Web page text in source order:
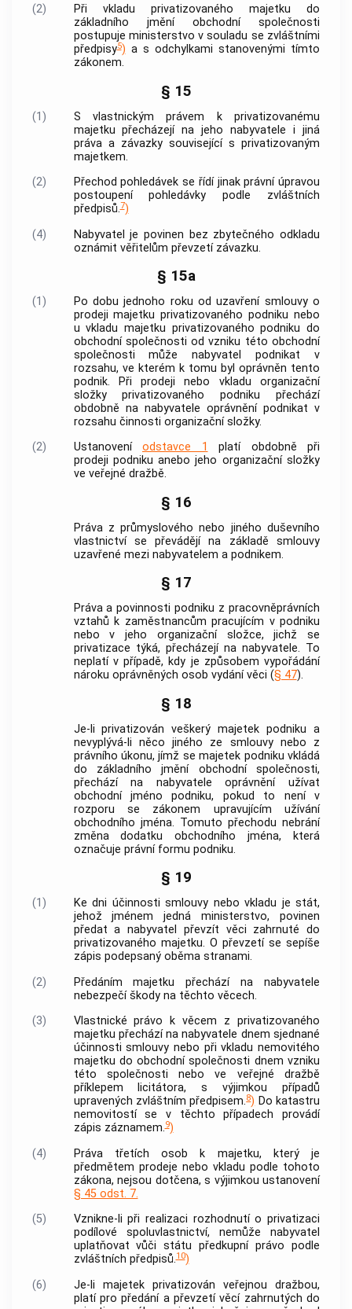
(2)
Při vkladu privatizovaného majetku do
základního jmění obchodní společnosti
postupuje ministerstvo v souladu se zvláštními
předpisy5) a s odchylkami stanovenými tímto
zákonem.
§ 15
(1)
S vlastnickým právem k privatizovanému
majetku přecházejí na jeho nabyvatele i jiná
práva a závazky související s privatizovaným
majetkem.
(2)
Přechod pohledávek se řídí jinak právní úpravou
postoupení pohledávky podle zvláštních
předpisů.7)
(4)
Nabyvatel je povinen bez zbytečného odkladu
oznámit věřitelům převzetí závazku.
§ 15a
(1)
Po dobu jednoho roku od uzavření smlouvy o
prodeji majetku privatizovaného podniku nebo
u vkladu majetku privatizovaného podniku do
obchodní společnosti od vzniku této obchodní
společnosti může nabyvatel podnikat v
rozsahu, ve kterém k tomu byl oprávněn tento
podnik. Při prodeji nebo vkladu organizační
složky privatizovaného podniku přechází
obdobně na nabyvatele oprávnění podnikat v
rozsahu činnosti organizační složky.
(2)
Ustanovení odstavce 1
platí obdobně při
prodeji podniku anebo jeho organizační složky
ve veřejné dražbě.
§ 16
Práva z průmyslového nebo jiného duševního
vlastnictví se převádějí na základě smlouvy
uzavřené mezi nabyvatelem a podnikem.
§ 17
Práva a povinnosti podniku z pracovněprávních
vztahů k zaměstnancům pracujícím v podniku
nebo v jeho organizační složce, jichž se
privatizace týká, přecházejí na nabyvatele. To
neplatí v případě, kdy je způsobem vypořádání
nároku oprávněných osob vydání věci (§ 47).
§ 18
Je-li privatizován veškerý majetek podniku a
nevyplývá-li něco jiného ze smlouvy nebo z
právního úkonu, jímž se majetek podniku vkládá
do základního jmění obchodní společnosti,
přechází na nabyvatele oprávnění užívat
obchodní jméno podniku, pokud to není v
rozporu se zákonem upravujícím užívání
obchodního jména. Tomuto přechodu nebrání
změna dodatku obchodního jména, která
označuje právní formu podniku.
§ 19
(1)
Ke dni účinnosti smlouvy nebo vkladu je stát,
jehož jménem jedná ministerstvo, povinen
předat a nabyvatel převzít věci zahrnuté do
privatizovaného majetku. O převzetí se sepíše
zápis podepsaný oběma stranami.
(2)
Předáním majetku přechází na nabyvatele
nebezpečí škody na těchto věcech.
(3)
Vlastnické právo k věcem z privatizovaného
majetku přechází na nabyvatele dnem sjednané
účinnosti smlouvy nebo při vkladu nemovitého
majetku do obchodní společnosti dnem vzniku
této společnosti nebo ve veřejné dražbě
příklepem licitátora, s výjimkou případů
upravených zvláštním předpisem.8) Do katastru
nemovitostíse v těchto případech provádí
zápis záznamem.9)
(4)
Práva třetích osob k majetku, který je
předmětem prodeje nebo vkladu podle tohoto
zákona, nejsou dotčena, s výjimkou ustanovení
§ 45 odst. 7.
(5)
Vznikne-li při realizaci rozhodnutí o privatizaci
podílové spoluvlastnictví, nemůže nabyvatel
uplatňovat vůči státu předkupní právo podle
zvláštních předpisů.10)
(6)
Je-li majetek privatizován veřejnou dražbou,
platí pro předání a převzetí věcí zahrnutých do